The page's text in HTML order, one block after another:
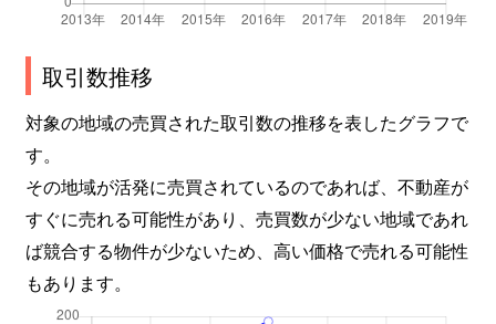
取引数推移
対象の地域の売買された取引数の推移を表したグラフで
す。
その地域が活発に売買されているのであれば、不動産が
すぐに売れる可能性があり、売買数が少ない地域であれ
ば競合する物件が少ないため、高い価格で売れる可能性
もあります。